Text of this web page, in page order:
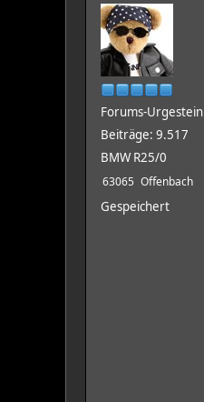
Forums-Urgestein
Beiträge: 9.517
BMW R25/0
63065 Offenbach
Gespeichert